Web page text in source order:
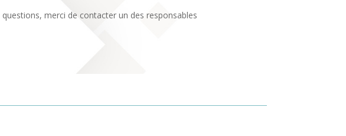
merci de contacter un des responsables